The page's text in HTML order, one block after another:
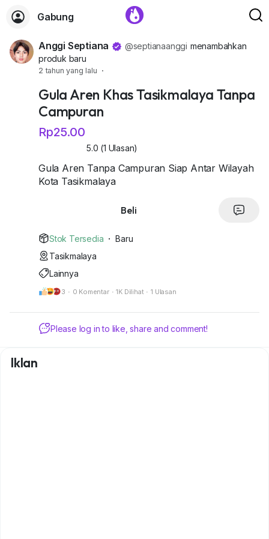
Gabung
Anggi Septiana @septianaanggi menambahkan
produk baru
2 tahun yang lalu ·
Gula Aren Khas Tasikmalaya Tanpa
Campuran
Rp25.00
5.0 (1 Ulasan)
Gula Aren Tanpa Campuran Siap Antar Wilayah
Kota Tasikmalaya
Beli
Stok Tersedia · Baru
Tasikmalaya
Lainnya
3 · 0 Komentar · 1K Dilihat · 1 Ulasan
Please log in to like, share and comment!
Iklan